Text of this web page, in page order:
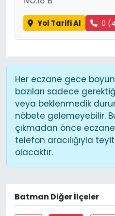
Yol Tarifi Al 0
Her eczane gece
bazıları sadece
veya beklenmedik
nöbete gelemeyebilir.
çıkmadan önce
telefon aracılığıyla
olacaktır.
Batman Diğer İlçeler